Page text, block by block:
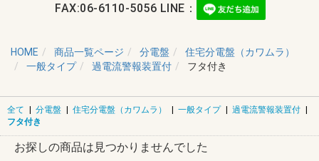
FAX:06-6110-5056 LINE：
HOME 商品一覧ページ 分電盤
住宅分電盤（カワムラ）
一般タイプ
過電流警報装置付 フタ付き
全て | 分電盤 | 住宅分電盤（カワムラ） | 一般タイプ | 過電流警報装置付 |
フタ付き
お探しの商品は見つかりませんでした